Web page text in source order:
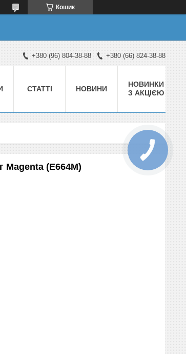
Кошик
+380 (96) 804-38-88 +380 (66) 824-38-88
СТАТТІ НОВИНИ
НОВИНКИ
З АКЦІЄЮ
Magenta (E664M)